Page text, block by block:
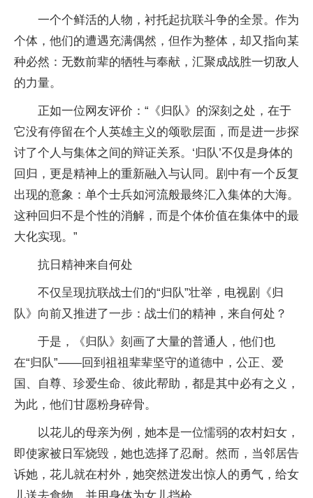
一个个鲜活的人物，衬托起抗联斗争的全景。作为
个体，他们的遭遇充满偶然，但作为整体，却又指向某
种必然：无数前辈的牺牲与奉献，汇聚成战胜一切敌人
的力量。
正如一位网友评价：“《归队》的深刻之处，在于
它没有停留在个人英雄主义的颂歌层面，而是进一步探
讨了个人与集体之间的辩证关系。‘归队’不仅是身体的
回归，更是精神上的重新融入与认同。剧中有一个反复
出现的意象：单个士兵如河流般最终汇入集体的大海。
这种回归不是个性的消解，而是个体价值在集体中的最
大化实现。”
抗日精神来自何处
不仅呈现抗联战士们的“归队”壮举，电视剧《归
队》向前又推进了一步：战士们的精神，来自何处？
于是，《归队》刻画了大量的普通人，他们也
在“归队”——回到祖祖辈辈坚守的道德中，公正、爱
国、自尊、珍爱生命、彼此帮助，都是其中必有之义，
为此，他们甘愿粉身碎骨。
以花儿的母亲为例，她本是一位懦弱的农村妇女，
即使家被日军烧毁，她也选择了忍耐。然而，当邻居告
诉她，花儿就在村外，她突然迸发出惊人的勇气，给女